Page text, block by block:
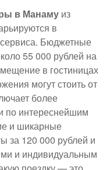
в Манаму из
в
Бюджетные
55 000 рублей на
в гостиницах
могут стоить от
более
по интереснейшим
и шикарные
за 120 000 рублей и
и индивидуальным